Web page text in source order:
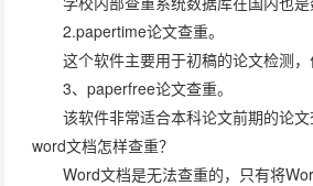
2.papertime论文查重。
这个软件主要用于初稿的论文检测，
3、paperfree论文查重。
该软件非常适合本科论文前期的论文
word文档怎样查重？
Word文档是无法查重的，只有将